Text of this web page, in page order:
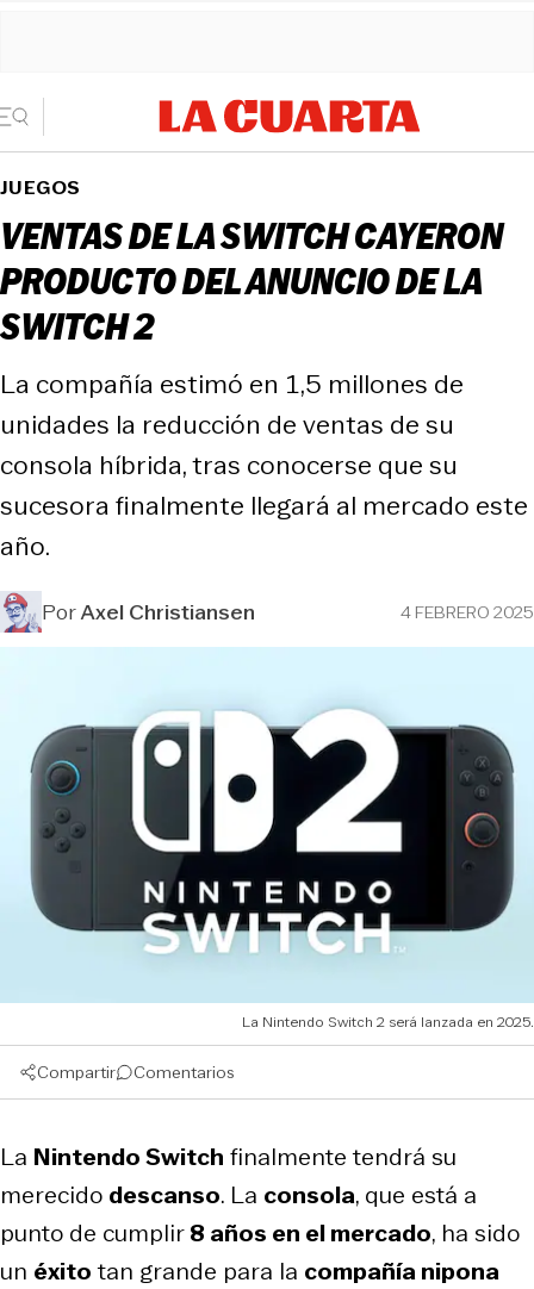
JUEGOS
VENTAS DE LA SWITCH CAYERON
PRODUCTO DEL ANUNCIO DE LA
SWITCH 2
La compañía estimó en 1,5 millones de
unidades la reducción de ventas de su
consola híbrida, tras conocerse que su
sucesora finalmente llegará al mercado este
año.
PorAxel Christiansen 4 FEBRERO 2025
La Nintendo Switch 2 será lanzada en 2025.
Compartir Comentarios
La Nintendo Switch finalmente tendrá su
merecido descanso. La consola, que está a
punto de cumplir8 años en el mercado, ha sido
un éxitotan grande para la compañía nipona